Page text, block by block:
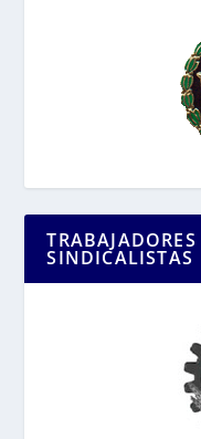
SINDICALISTAS